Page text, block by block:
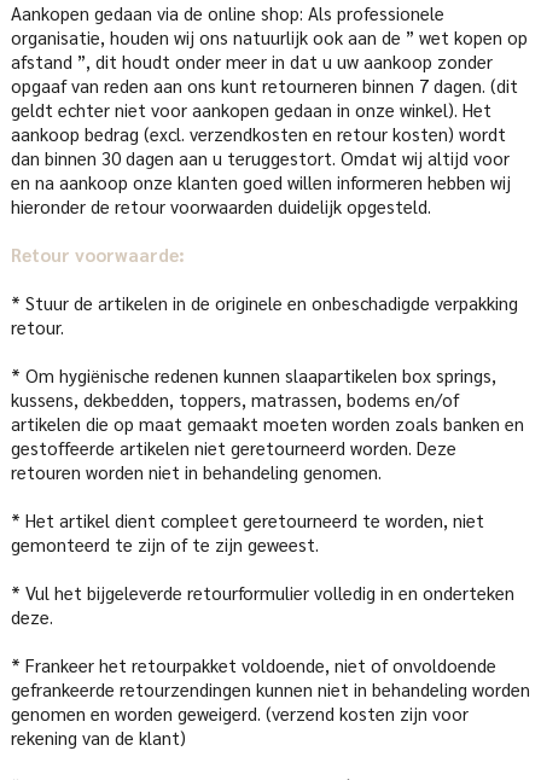
Aankopen gedaan via de online shop: Als professionele
organisatie, houden wij ons natuurlijk ook aan de ” wet kopen op
afstand ”, dit houdt onder meer in dat u uw aankoop zonder
opgaaf van reden aan ons kunt retourneren binnen 7 dagen. (dit
geldt echter niet voor aankopen gedaan in onze winkel). Het
aankoop bedrag (excl. verzendkosten en retour kosten) wordt
dan binnen 30 dagen aan u teruggestort. Omdat wij altijd voor
en na aankoop onze klanten goed willen informeren hebben wij
hieronder de retour voorwaarden duidelijk opgesteld.
Retour voorwaarde:
* Stuur de artikelen in de originele en onbeschadigde verpakking
retour.
* Om hygiënische redenen kunnen slaapartikelen box springs,
kussens, dekbedden, toppers, matrassen, bodems en/of
artikelen die op maat gemaakt moeten worden zoals banken en
gestoffeerde artikelen niet geretourneerd worden. Deze
retouren worden niet in behandeling genomen.
* Het artikel dient compleet geretourneerd te worden, niet
gemonteerd te zijn of te zijn geweest.
* Vul het bijgeleverde retourformulier volledig in en onderteken
deze.
* Frankeer het retourpakket voldoende, niet of onvoldoende
gefrankeerde retourzendingen kunnen niet in behandeling worden
genomen en worden geweigerd. (verzend kosten zijn voor
rekening van de klant)